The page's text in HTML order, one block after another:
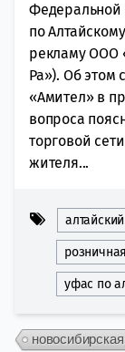
Федеральной
по
рекламу ООО
Ра»). Об этом
«Амител» в
вопроса
торговой
жителя...
уфас по